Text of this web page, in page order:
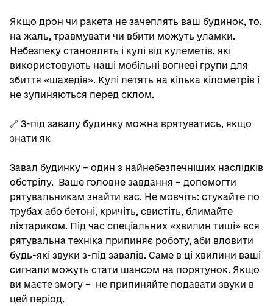
Якщо дрон чи ракета не зачеплять ваш будинок, то,
на жаль, травмувати чи вбити можуть уламки.
Небезпеку становлять і кулі від кулеметів, які
використовують наші мобільні вогневі групи для
збиття «шахедів». Кулі летять на кілька кілометрів і
не зупиняються перед склом.
🔗 З-під завалу будинку можна врятуватись, якщо
знати як
Завал будинку – один з найнебезпечніших наслідків
обстрілу. Ваше головне завдання – допомогти
рятувальникам знайти вас. Не мовчіть: стукайте по
трубах або бетоні, кричіть, свистіть, блимайте
ліхтариком. Під час спеціальних «хвилин тиші» вся
рятувальна техніка припиняє роботу, аби вловити
будь-які звуки з-під завалів. Саме в ці хвилини ваші
сигнали можуть стати шансом на порятунок. Якщо
ви маєте змогу – не припиняйте подавати звуки в
цей період.